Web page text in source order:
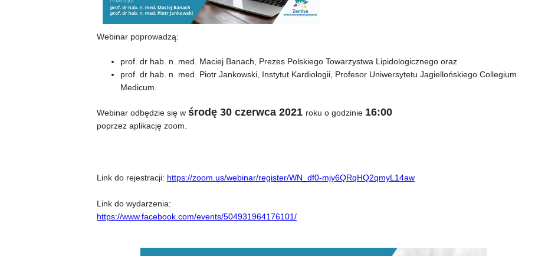
Webinar poprowadzą:
prof. dr hab. n. med. Maciej Banach, Prezes Polskiego Towarzystwa Lipidologicznego oraz
prof. dr hab. n. med. Piotr Jankowski, Instytut Kardiologii, Profesor Uniwersytetu Jagiellońskiego Collegium
Medicum.
Webinar odbędzie się w środę 30 czerwca 2021 roku o godzinie 16:00
poprzez aplikację zoom.
Link do rejestracji: https://zoom.us/webinar/register/WN_df0-mjy6QRqHQ2qmyL14aw
Link do wydarzenia:
https://www.facebook.com/events/504931964176101/